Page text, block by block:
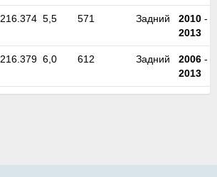
216.374 5,5 571 Задний 2010 -
2013
216.379 6,0 612 Задний 2006 -
2013